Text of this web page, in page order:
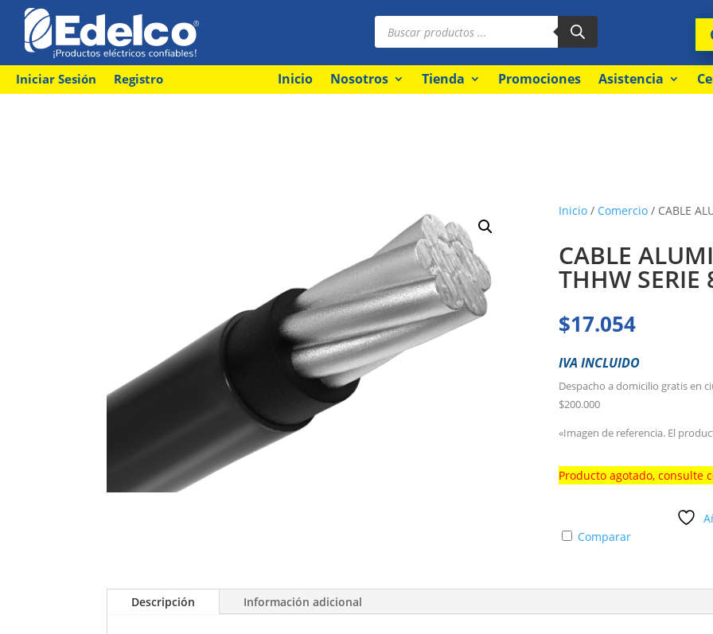
Búsqueda
productos
Iniciar Sesión Registro Inicio Nosotros Tienda Promociones Asistencia
Inicio/ Comercio/ CABLE
CABLE
THHW SERIE
$17.054
IVA INCLUIDO
Despacho a domicilio gratis en
$200.000
«Imagen de referencia. El
Producto agotado, consulte
Comparar
Descripción Información adicional